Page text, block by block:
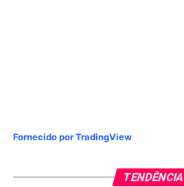
Fornecido por TradingView
TENDÊNCIA